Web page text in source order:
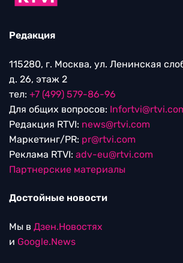
Редакция
115280, г. Москва, ул. Ленинская
д. 26, этаж 2
тел: +7 (499) 579-86-96
Для общих вопросов:
Редакция RTVI: news@rtvi.com
Маркетинг/PR: pr@rtvi.com
Реклама RTVI: adv-eu@rtvi.com
Партнерские материалы
Достойные новости
Мы в Дзен.Новостях
и Google.News